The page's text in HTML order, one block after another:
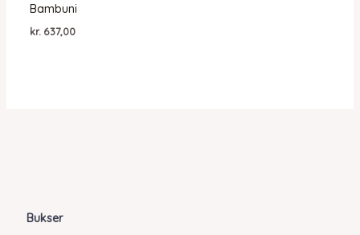
Bukser
Bambuni
kr. 637,00